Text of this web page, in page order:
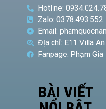
Hotline:
Zalo: 0378.493.552
Email:
Địa chỉ: E11 Villa
Fanpage: Phạm
BÀI VIẾT